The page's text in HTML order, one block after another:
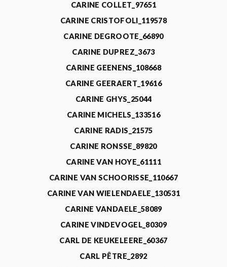
CARINE COLLET_97651
CARINE CRISTOFOLI_119578
CARINE DEGROOTE_66890
CARINE DUPREZ_3673
CARINE GEENENS_108668
CARINE GEERAERT_19616
CARINE GHYS_25044
CARINE MICHELS_133516
CARINE RADIS_21575
CARINE RONSSE_89820
CARINE VAN HOYE_61111
CARINE VAN SCHOORISSE_110667
CARINE VAN WIELENDAELE_130531
CARINE VANDAELE_58089
CARINE VINDEVOGEL_80309
CARL DE KEUKELEERE_60367
CARL PÊTRE_2892